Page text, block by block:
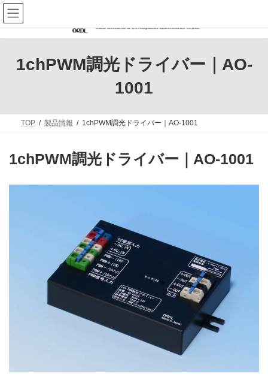
コ
ン
テ
ン
ナ
ビ
ゲ
ー
1chPWM調光ドライバー｜AO-
1001
TOP 製品情報 1chPWM調光ドライバー｜AO-1001
1chPWM調光ドライバー｜AO-1001